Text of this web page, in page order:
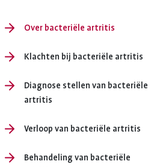
om je
Over bacteriële artritis
Klachten bij bacteriële artritis
Diagnose stellen van bacteriële
artritis
Verloop van bacteriële artritis
Behandeling van bacteriële